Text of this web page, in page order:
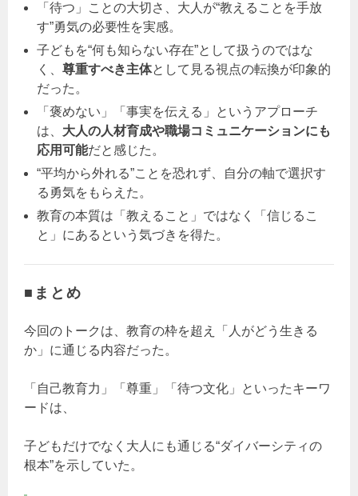
「待つ」ことの大切さ、大人が“教えることを手放
す”勇気の必要性を実感。
子どもを“何も知らない存在”として扱うのではな
く、尊重すべき主体として見る視点の転換が印象的
だった。
「褒めない」「事実を伝える」というアプローチ
は、 大人の人材育成や職場コミュニケーションにも
応用可能だと感じた。
“平均から外れる”ことを恐れず、自分の軸で選択す
る勇気をもらえた。
教育の本質は「教えること」ではなく「信じるこ
と」にあるという気づきを得た。
■まとめ
今回のトークは、教育の枠を超え「人がどう生きる
か」に通じる内容だった。
「自己教育力」「尊重」「待つ文化」といったキーワ
ードは、
子どもだけでなく大人にも通じる“ダイバーシティの
根本”を示していた。